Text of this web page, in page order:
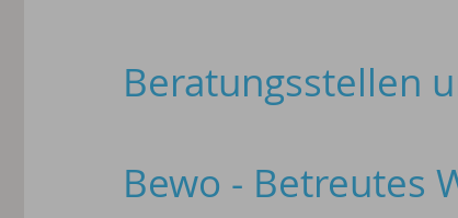
Beratungsstellen
Bewo - Betreutes